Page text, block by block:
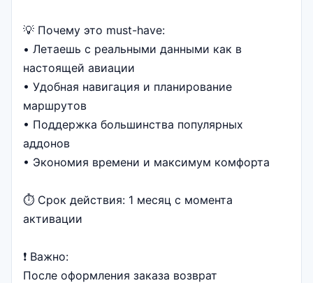
💡 Почему это must-have:
• Летаешь с реальными данными как в
настоящей авиации
• Удобная навигация и планирование
маршрутов
• Поддержка большинства популярных
аддонов
• Экономия времени и максимум комфорта
⏱ Срок действия: 1 месяц с момента
активации
❗️ Важно:
После оформления заказа возврат